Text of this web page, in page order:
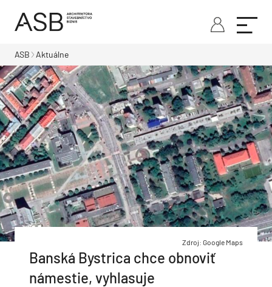
ASB Aktuálne
Zdroj: Google Maps
Banská Bystrica chce obnoviť
námestie, vyhlasuje